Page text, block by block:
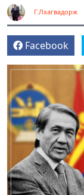
Г.Лхагвадорж
Facebook